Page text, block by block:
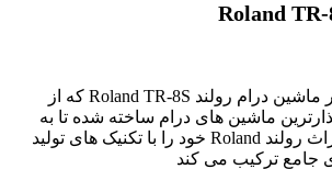
دستگاه دی جی کنترلر ماشین درام رولند Roland TR-8S که از
ماشین های درام ساخته شده تا به
حال است، بهترین میراث رولند Roland خود را با تکنیک های تولید
ترکیب می کند